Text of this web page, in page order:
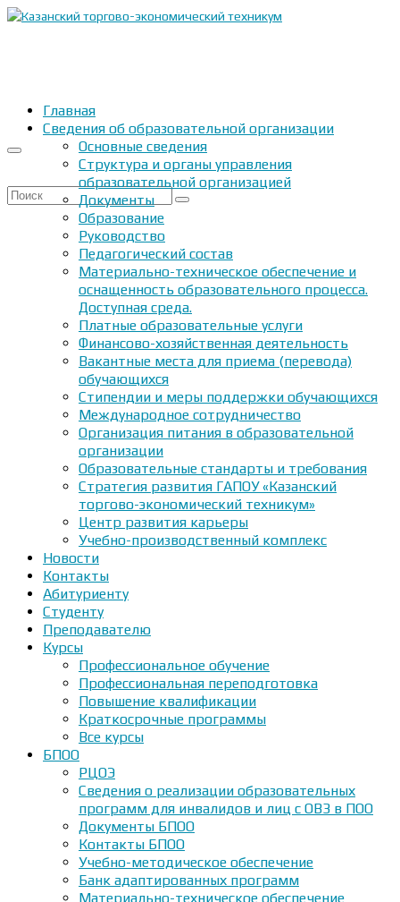
Искать:
Главная
Сведения об образовательной организации
Основные сведения
Структура и органы управления
образовательной организацией
Документы
Образование
Руководство
Педагогический состав
Материально-техническое обеспечение и
оснащенность образовательного процесса.
Доступная среда.
Платные образовательные услуги
Финансово-хозяйственная деятельность
Вакантные места для приема (перевода)
обучающихся
Стипендии и меры поддержки обучающихся
Международное сотрудничество
Организация питания в образовательной
организации
Образовательные стандарты и требования
Стратегия развития ГАПОУ «Казанский
торгово-экономический техникум»
Центр развития карьеры
Учебно-производственный комплекс
Новости
Контакты
Абитуриенту
Студенту
Преподавателю
Курсы
Профессиональное обучение
Профессиональная переподготовка
Повышение квалификации
Краткосрочные программы
Все курсы
БПОО
РЦОЭ
Сведения о реализации образовательных
программ для инвалидов и лиц с ОВЗ в ПОО
Документы БПОО
Контакты БПОО
Учебно-методическое обеспечение
Банк адаптированных программ
Материально-техническое обеспечение